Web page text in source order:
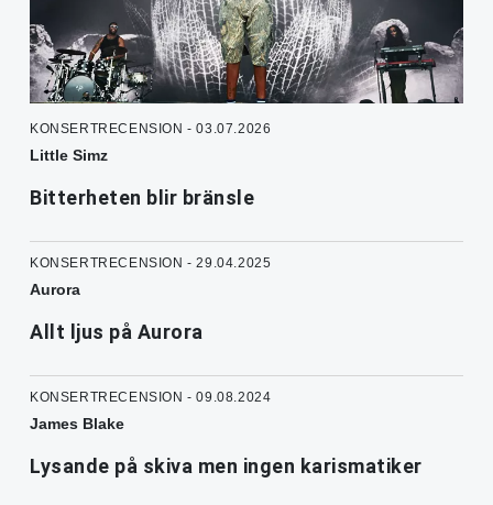
KONSERTRECENSION - 03.07.2026
Little Simz
Bitterheten blir bränsle
KONSERTRECENSION - 29.04.2025
Aurora
Allt ljus på Aurora
KONSERTRECENSION - 09.08.2024
James Blake
Lysande på skiva men ingen karismatiker